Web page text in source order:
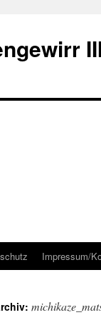
Impressum/